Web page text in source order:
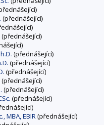
(přednášející)
(přednášející)
(přednášející)
(přednášející)
(přednášející)
(přednášející)
(přednášející)
(přednášející)
MBA, EBIR(přednášející)